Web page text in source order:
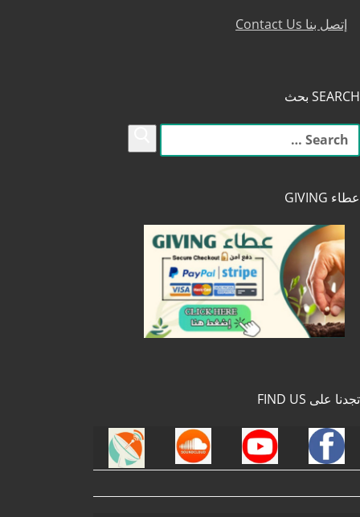
إتصل بنا Contact Us
SEARCH بحث
البحث
عن:
عطاء GIVING
تجدنا على FIND US